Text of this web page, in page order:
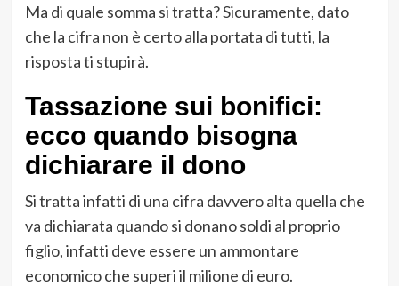
Ma di quale somma si tratta? Sicuramente, dato
che la cifra non è certo alla portata di tutti, la
risposta ti stupirà.
Tassazione sui bonifici:
ecco quando bisogna
dichiarare il dono
Si tratta infatti di una cifra davvero alta quella che
va dichiarata quando si donano soldi al proprio
figlio, infatti deve essere un ammontare
economico che superi il milione di euro.